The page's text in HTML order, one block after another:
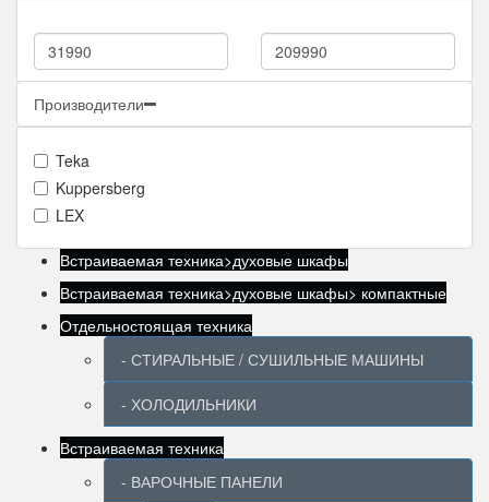
Производители
Teka
Kuppersberg
LEX
Встраиваемая техника>духовые шкафы
Встраиваемая техника>духовые шкафы> компактные
Отдельностоящая техника
- СТИРАЛЬНЫЕ / СУШИЛЬНЫЕ МАШИНЫ
- ХОЛОДИЛЬНИКИ
Встраиваемая техника
- ВАРОЧНЫЕ ПАНЕЛИ